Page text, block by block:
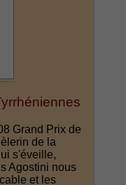
Grand Prix de
de la
s'éveille,
Agostini nous
et les